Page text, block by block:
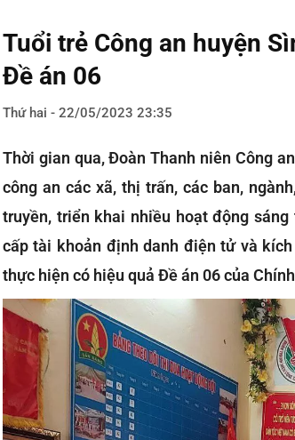
Tuổi trẻ Công an huyện
Đề án 06
Thứ hai - 22/05/2023 23:35
Thời gian qua, Đoàn Thanh niên Công
công an các xã, thị trấn, các ban,
truyền, triển khai nhiều hoạt động
cấp tài khoản định danh điện tử và
thực hiện có hiệu quả Đề án 06 của